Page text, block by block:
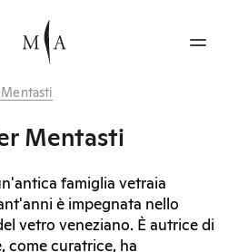
Mentasti
Mentasti
famiglia vetraia
è impegnata nello
vetro veneziano. È autrice di
come curatrice, ha